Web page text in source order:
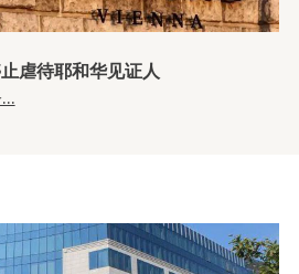
虐待耶和华见证人